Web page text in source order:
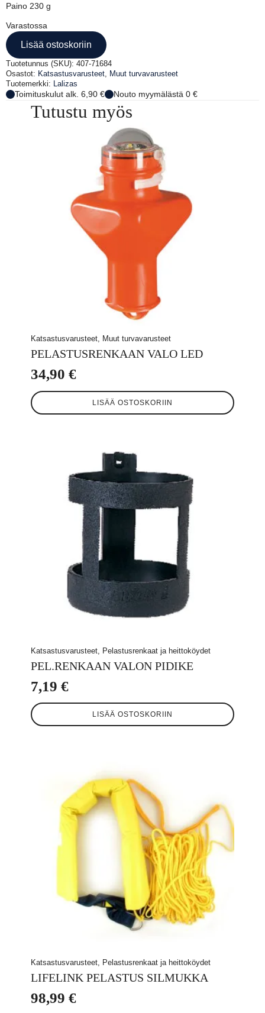
Paino 230 g
Varastossa
Lisää ostoskoriin
Tuotetunnus (SKU): 407-71684
Osastot: Katsastusvarusteet
Muut turvavarusteet
Tuotemerkki:
Lalizas
Toimituskulut alk. 6,90 € Nouto myymälästä 0 €
Tutustu myös
Katsastusvarusteet, Muut turvavarusteet
PELASTUSRENKAAN VALO LED
34,90 €
LISÄÄ OSTOSKORIIN
Katsastusvarusteet, Pelastusrenkaat ja heittoköydet
PEL.RENKAAN VALON PIDIKE
7,19 €
LISÄÄ OSTOSKORIIN
Katsastusvarusteet, Pelastusrenkaat ja heittoköydet
LIFELINK PELASTUS SILMUKKA
98,99 €